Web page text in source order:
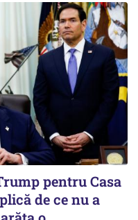
pentru Casa
de ce nu a